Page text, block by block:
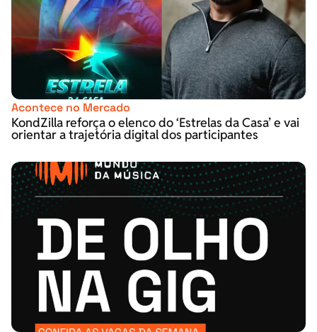
Acontece no Mercado
KondZilla reforça o elenco do ‘Estrelas da Casa’ e vai
orientar a trajetória digital dos participantes